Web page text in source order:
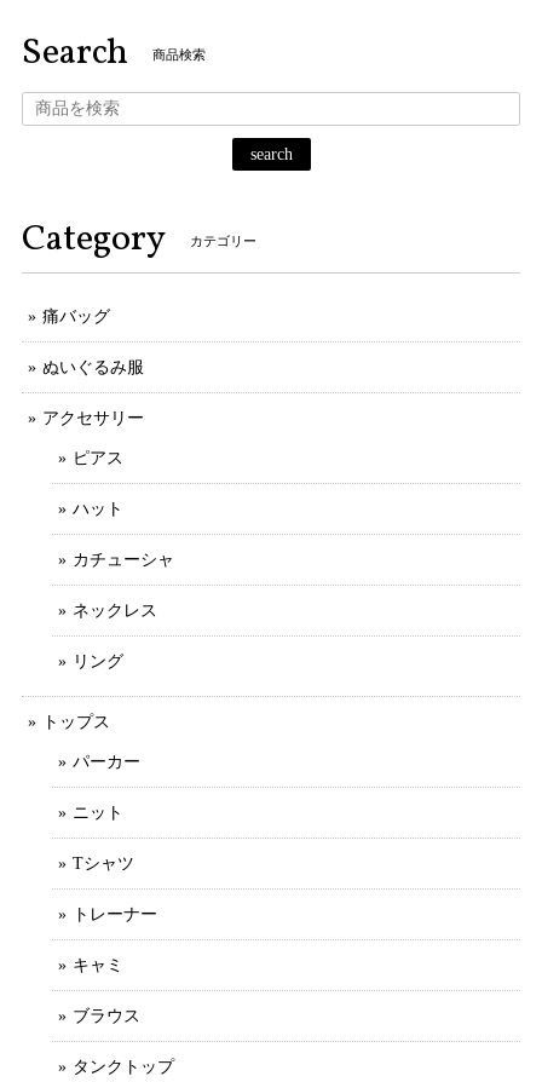
Search 商品検索
search
Category カテゴリー
痛バッグ
ぬいぐるみ服
アクセサリー
ピアス
ハット
カチューシャ
ネックレス
リング
トップス
パーカー
ニット
Tシャツ
トレーナー
キャミ
ブラウス
タンクトップ